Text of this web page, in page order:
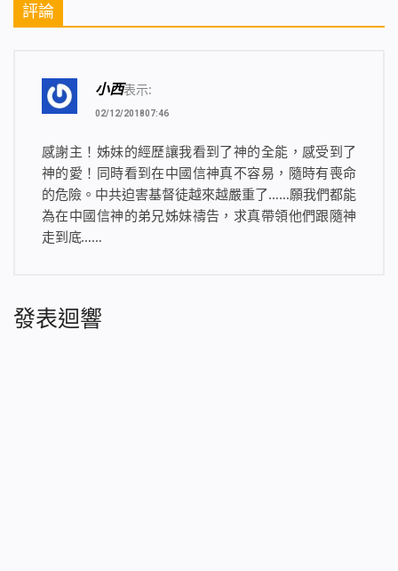
評論
小西表示:
02/12/201807:46
感謝主！姊妹的經歷讓我看到了神的全能，感受到了
神的愛！同時看到在中國信神真不容易，隨時有喪命
的危險。中共迫害基督徒越來越嚴重了……願我們都能
為在中國信神的弟兄姊妹禱告，求真帶領他們跟隨神
走到底……
發表迴響